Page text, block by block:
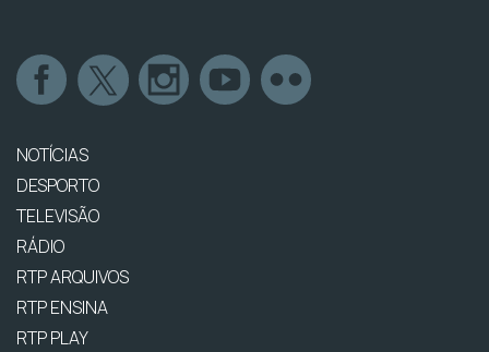
NOTÍCIAS
DESPORTO
TELEVISÃO
RÁDIO
RTP ARQUIVOS
RTP ENSINA
RTP PLAY